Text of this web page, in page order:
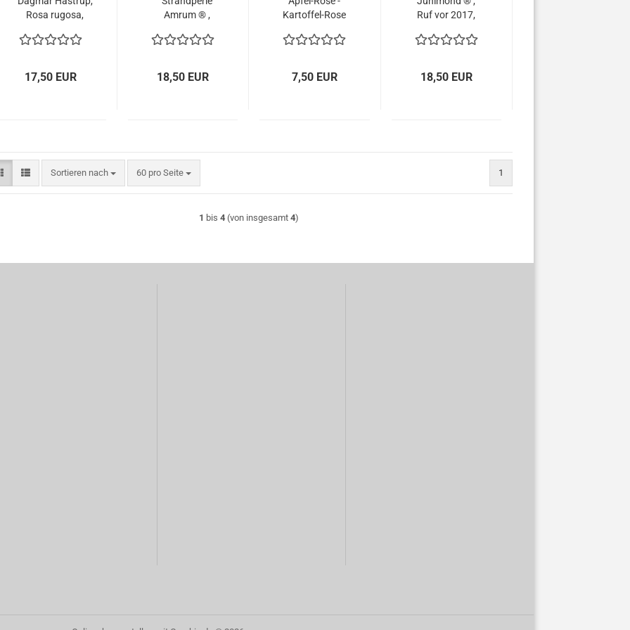
Rosa rugosa,
wurzelecht - Co.
17,50 EUR
Amrum ® ,
wurzelecht - Co.
18,50 EUR
Kartoffel-Rose
7,50 EUR
Ruf vor 2017,
wurzelecht -
18,50 EUR
Sortieren nach
Sortieren nach 60 pro Seite
pro Seite 1
1 bis 4 (von insgesamt 4)